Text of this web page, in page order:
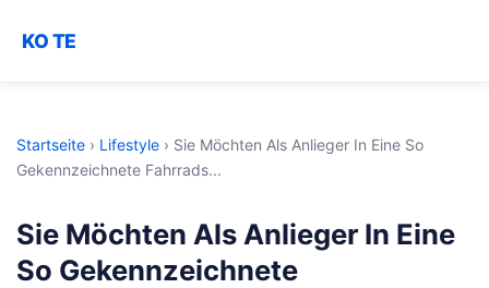
KO TE
Startseite › Lifestyle › Sie Möchten Als Anlieger In Eine So
Gekennzeichnete Fahrrads...
Sie Möchten Als Anlieger In Eine
So Gekennzeichnete